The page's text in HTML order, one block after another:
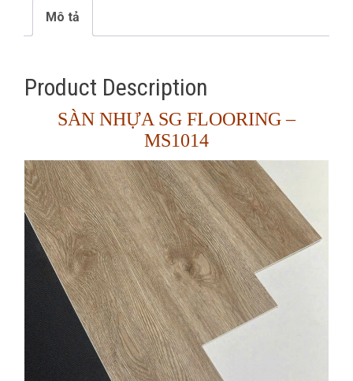
Mô tả
Product Description
SÀN NHỰA SG FLOORING –
MS1014